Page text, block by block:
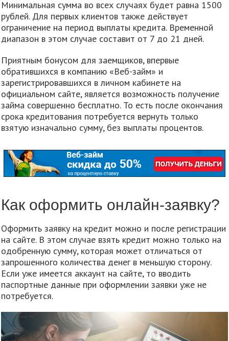
Минимальная сумма во всех случаях будет равна 1500
рублей. Для первых клиентов также действует
ограничение на период выплаты кредита. Временной
диапазон в этом случае составит от 7 до 21 дней.
Приятным бонусом для заемщиков, впервые
обратившихся в компанию «Веб-займ» и
зарегистрировавшихся в личном кабинете на
официальном сайте, является возможность получение
займа совершенно бесплатно. То есть после окончания
срока кредитования потребуется вернуть только
взятую изначально сумму, без выплаты процентов.
Как оформить онлайн-заявку?
Оформить заявку на кредит можно и после регистрации
на сайте. В этом случае взять кредит можно только на
одобренную сумму, которая может отличаться от
запрошенного количества денег в меньшую сторону.
Если уже имеется аккаунт на сайте, то вводить
паспортные данные при оформлении заявки уже не
потребуется.